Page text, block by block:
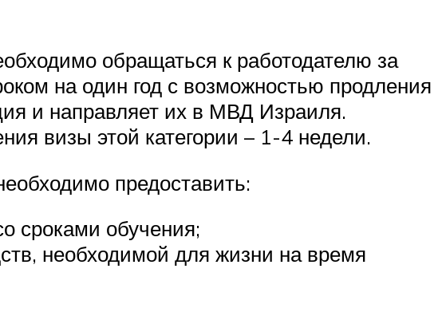
обращаться к работодателю за
на один год с возможностью продления
и направляет их в МВД Израиля.
визы этой категории – 1-4 недели.
предоставить:
сроками обучения;
необходимой для жизни на время